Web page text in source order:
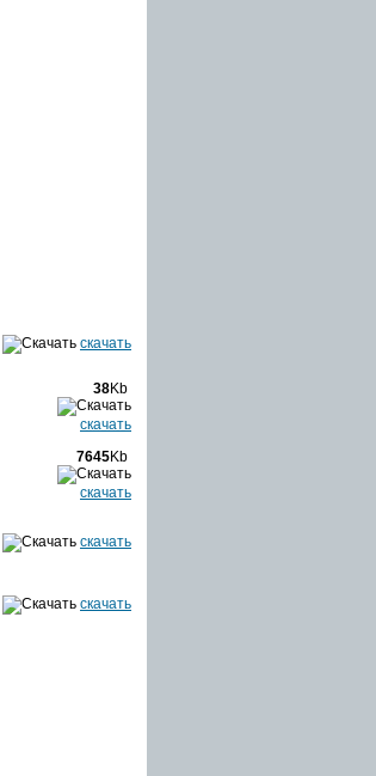
скачать
38Kb
скачать
7645Kb
скачать
скачать
скачать